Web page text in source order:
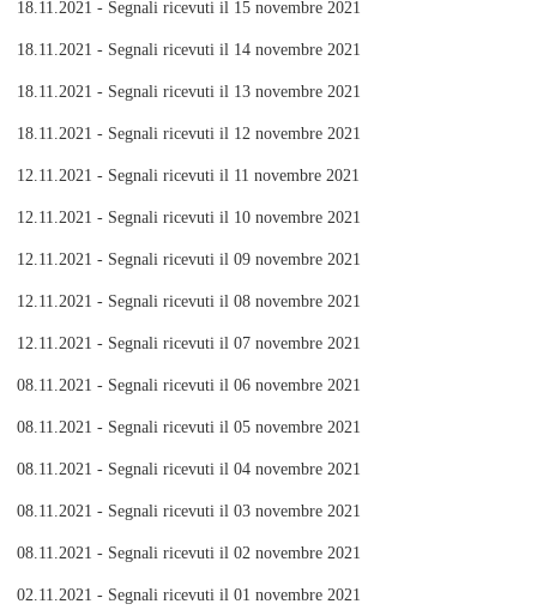
18.11.2021 - Segnali ricevuti il 15 novembre 2021
18.11.2021 - Segnali ricevuti il 14 novembre 2021
18.11.2021 - Segnali ricevuti il 13 novembre 2021
18.11.2021 - Segnali ricevuti il 12 novembre 2021
12.11.2021 - Segnali ricevuti il 11 novembre 2021
12.11.2021 - Segnali ricevuti il 10 novembre 2021
12.11.2021 - Segnali ricevuti il 09 novembre 2021
12.11.2021 - Segnali ricevuti il 08 novembre 2021
12.11.2021 - Segnali ricevuti il 07 novembre 2021
08.11.2021 - Segnali ricevuti il 06 novembre 2021
08.11.2021 - Segnali ricevuti il 05 novembre 2021
08.11.2021 - Segnali ricevuti il 04 novembre 2021
08.11.2021 - Segnali ricevuti il 03 novembre 2021
08.11.2021 - Segnali ricevuti il 02 novembre 2021
02.11.2021 - Segnali ricevuti il 01 novembre 2021